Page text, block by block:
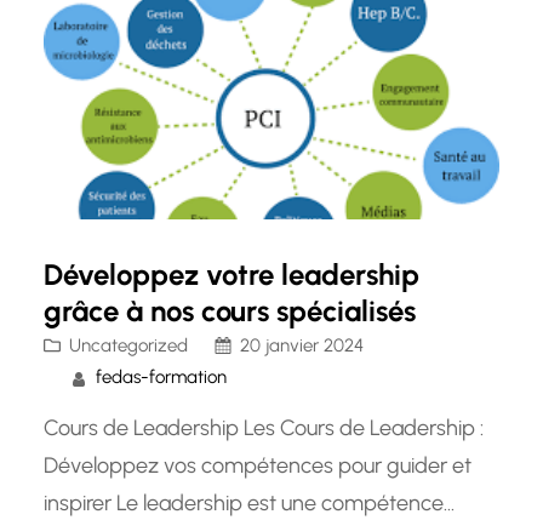
Développez votre leadership
grâce à nos cours spécialisés
Uncategorized
20 janvier 2024
fedas-formation
Cours de Leadership Les Cours de Leadership :
Développez vos compétences pour guider et
inspirer Le leadership est une compétence